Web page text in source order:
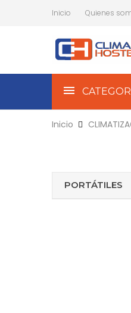
Inicio Quienes
Inicio
PORTÁTILES